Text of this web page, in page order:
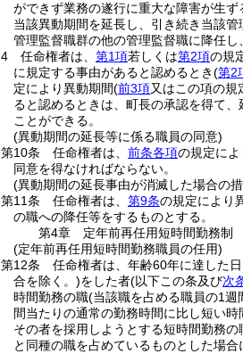
ができず業務の遂行に重大な障害が生
当該異動期間を延長し、引き続き当該
管理監督職群の他の管理監督職に降任し
4
任命権者は、 第1項若しくは第2項の規
に規定する事由があると認めるとき(第2
定により異動期間(前3項又はこの項の規
ると認めるときは、町長の承認を得て
ことができる。
(異動期間の延長等に係る職員の同意)
第10条
任命権者は、 前条各項の規定に
同意を得なければならない。
(異動期間の延長事由が消滅した場合の
第11条
任命権者は、 第9条の規定により
の職への降任等をするものとする。
第4章
定年前再任用短時間勤務制
(定年前再任用短時間勤務職員の任用)
第12条
任命権者は、年齢60年に達した
合を除く。)をした者(以下この条及び次
時間勤務の職(当該職を占める職員の1週
間当たりの通常の勤務時間に比し短い
その者を採用しようとする短時間勤務
と同種の職を占めているものとした場